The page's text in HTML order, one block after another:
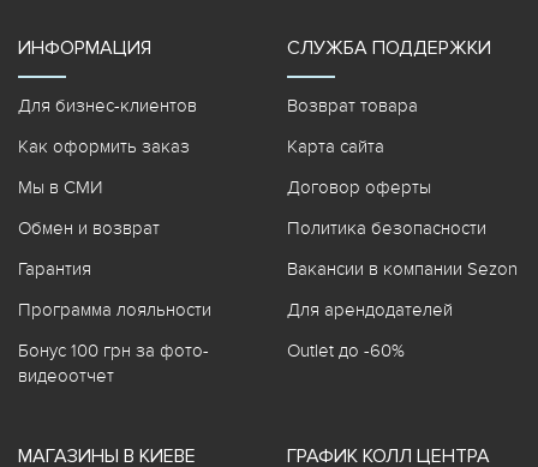
ИНФОРМАЦИЯ
Для бизнес-клиентов
Как оформить заказ
Мы в СМИ
Обмен и возврат
Гарантия
Программа лояльности
Бонус 100 грн за фото-
видеоотчет
СЛУЖБА ПОДДЕРЖКИ
Возврат товара
Карта сайта
Договор оферты
Политика безопасности
Вакансии в компании Sezon
Для арендодателей
Outlet до -60%
МАГАЗИНЫ В КИЕВЕ ГРАФИК КОЛЛ ЦЕНТРА